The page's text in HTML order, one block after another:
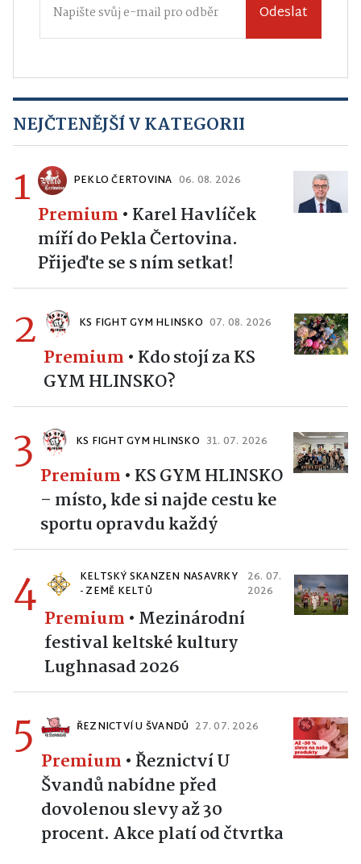
Odeslat
NEJČTENĚJŠÍ V KATEGORII
1 PEKLO ČERTOVINA 06. 08. 2026
Premium • Karel Havlíček
míří do Pekla Čertovina.
Přijeďte se s ním setkat!
2 KS FIGHT GYM HLINSKO 07. 08. 2026
Premium • Kdo stojí za KS
GYM HLINSKO?
3 KS FIGHT GYM HLINSKO 31. 07. 2026
Premium • KS GYM HLINSKO
– místo, kde si najde cestu ke
sportu opravdu každý
4
KELTSKÝ SKANZEN NASAVRKY
- ZEMĚ KELTŮ
26. 07.
2026
Premium • Mezinárodní
festival keltské kultury
Lughnasad 2026
5 ŘEZNICTVÍ U ŠVANDŮ 27. 07. 2026
Premium •Řeznictví U
Švandů nabídne před
dovolenou slevy až 30
procent. Akce platí od čtvrtka